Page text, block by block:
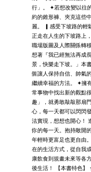
行」。 ✦若想改變以往
約的錐形褲、夾克這些
麗。 ▎感受下坡路的輕
正走在人生的下坡路上
職場版圖及人際關係轉
想著『我已經無法再成
景，快樂走下坡。」本
個讓人保持自信、帥氣
繼續幸福的方法。 ✦擁
常事物中找出新的觀點
趣」，就勇敢敲敲那扇
心，每一天都可以閃閃
法實現，想想也開心！
你的每一天。抱持敞開
年輕時更富足也更自由
在的生活方式，從自我
康飲食到規畫未來等各
後生活！ 【本書特色